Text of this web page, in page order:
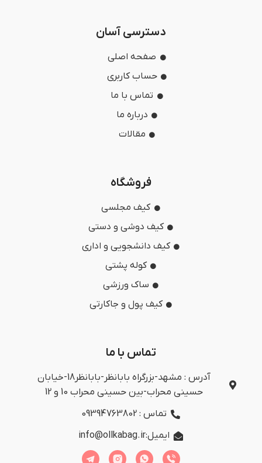
دسترسی آسان
صفحه اصلی
حساب کاربری
تماس با ما
درباره ما
مقالات
فروشگاه
کیف مجلسی
کیف دوشی و دستی
کیف دانشجویی و اداری
کوله پشتی
ساک ورزشی
کیف پول و جاکارتی
تماس با ما
آدرس : مشهد-بزرگراه بابانظر-بابانظر18-خیابان
حسینی محراب-بین حسینی محراب 10 و 12
تماس : 09394763802
ایمیل:info@ollkabag.ir